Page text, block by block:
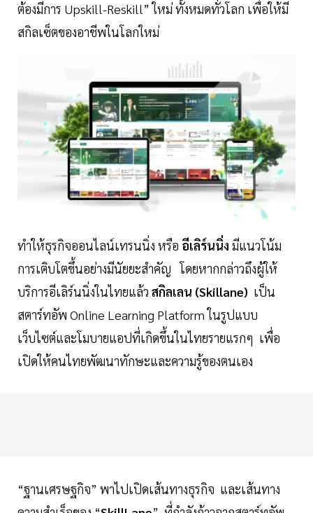
ต้องมีการ Upskill-Reskill” ใหม่ ทั้งหมดทั่วโลก เพื่อให้มี
สกิลเซ็ตของอาชีพในโลกใหม่
ทำให้ธุรกิจออนไลน์เทรนนิ่ง หรือ อีเลิร์นนิ่ง มีแนวโน้ม
การเติบโตขึ้นอย่างมีนัยยะสำคัญ โดยหากกล่าวถึงผู้ให้
บริการอีเลิร์นนิ่งในไทยแล้ว สกิลเลน (Skillane) เป็น
สตาร์ทอัพ Online Learning Platform ในรูปแบบ
เว็บไซต์และโมบายแอปที่เกิดขึ้นในไทยรายแรกๆ เพื่อ
เปิดให้คนไทยพัฒนาทักษะและความรู้ของตนเอง
“ฐานเศรษฐกิจ” พาไปเปิดเส้นทางธุรกิจ และเส้นทาง